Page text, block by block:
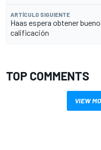
ARTÍCULO SIGUIENTE
Haas espera obtener
calificación
TOP COMMENTS
VIEW